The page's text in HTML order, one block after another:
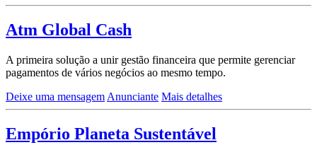
Atm Global Cash
A primeira solução a unir gestão financeira que permite gerenciar
pagamentos de vários negócios ao mesmo tempo.
Deixe uma mensagem Anunciante Mais detalhes
Empório Planeta Sustentável